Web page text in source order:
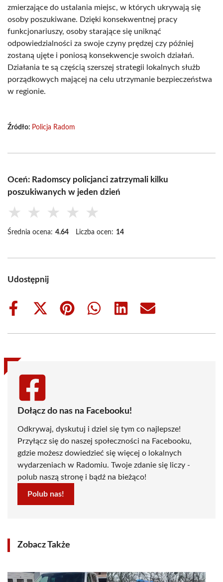
zmierzające do ustalania miejsc, w których ukrywają się
osoby poszukiwane. Dzięki konsekwentnej pracy
funkcjonariuszy, osoby starające się uniknąć
odpowiedzialności za swoje czyny prędzej czy później
zostaną ujęte i poniosą konsekwencje swoich działań.
Działania te są częścią szerszej strategii lokalnych służb
porządkowych mającej na celu utrzymanie bezpieczeństwa
w regionie.
Źródło: Policja Radom
Oceń: Radomscy policjanci zatrzymali kilku
poszukiwanych w jeden dzień
★ ★ ★ ★ ★
Średnia ocena: 4.64 Liczba ocen: 14
Udostępnij
Share
Share
(Twitter)
Share
Share
Share
Share
Dołącz do nas na Facebooku!
Odkrywaj, dyskutuj i dziel się tym co najlepsze!
Przyłącz się do naszej społeczności na Facebooku,
gdzie możesz dowiedzieć się więcej o lokalnych
wydarzeniach w Radomiu. Twoje zdanie się liczy -
polub naszą stronę i bądź na bieżąco!
Polub nas!
Zobacz Także